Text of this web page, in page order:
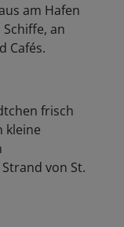
am Hafen
an
Cafés.
frisch
kleine
von St.